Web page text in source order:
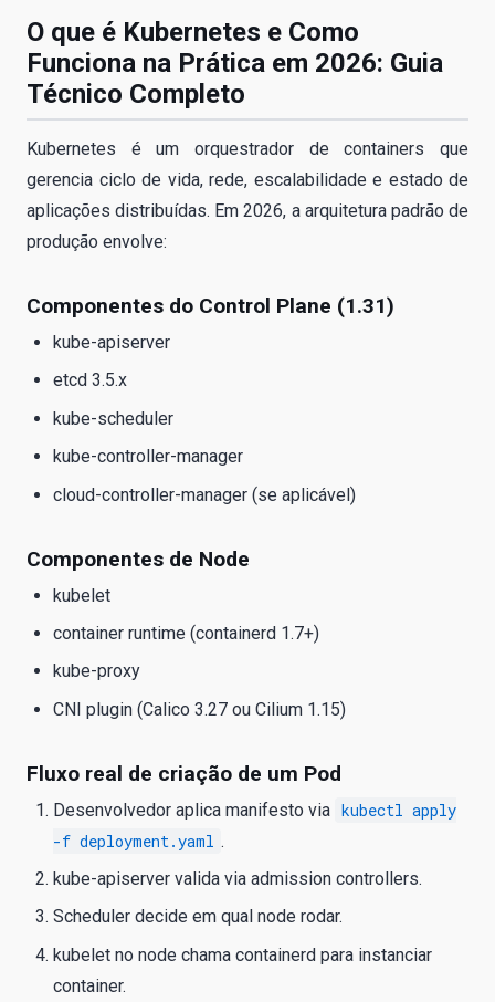
O que é Kubernetes e Como
Funciona na Prática em 2026: Guia
Técnico Completo
Kubernetes é um orquestrador de containers que
gerencia ciclo de vida, rede, escalabilidade e estado de
aplicações distribuídas. Em 2026, a arquitetura padrão de
produção envolve:
Componentes do Control Plane (1.31)
kube-apiserver
etcd 3.5.x
kube-scheduler
kube-controller-manager
cloud-controller-manager (se aplicável)
Componentes de Node
kubelet
container runtime (containerd 1.7+)
kube-proxy
CNI plugin (Calico 3.27 ou Cilium 1.15)
Fluxo real de criação de um Pod
Desenvolvedor aplica manifesto via kubectl apply
-f deployment.yaml .
kube-apiserver valida via admission controllers.
Scheduler decide em qual node rodar.
kubelet no node chama containerd para instanciar
container.